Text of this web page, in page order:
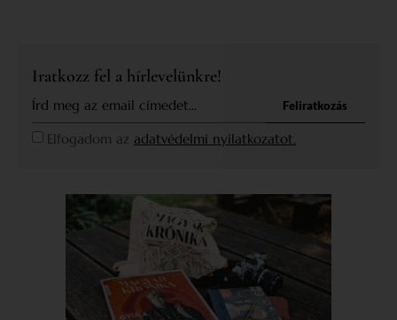
Iratkozz fel a hírlevelünkre!
Elfogadom az adatvédelmi nyilatkozatot.
Feliratkozás